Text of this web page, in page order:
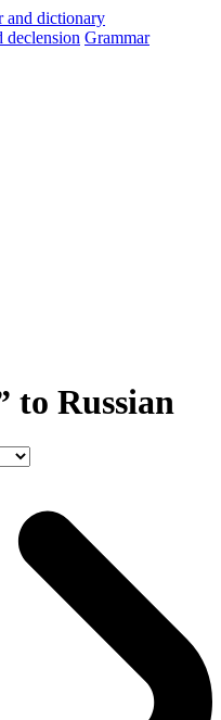
declension Grammar
to Russian